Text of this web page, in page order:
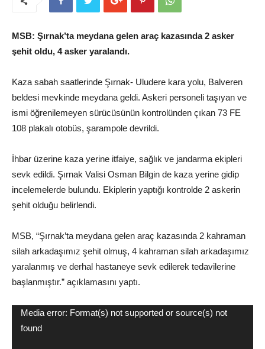
MSB: Şırnak’ta meydana gelen araç kazasında 2 asker
şehit oldu, 4 asker yaralandı.
Kaza sabah saatlerinde Şırnak- Uludere kara yolu, Balveren
beldesi mevkinde meydana geldi. Askeri personeli taşıyan ve
ismi öğrenilemeyen sürücüsünün kontrolünden çıkan 73 FE
108 plakalı otobüs, şarampole devrildi.
İhbar üzerine kaza yerine itfaiye, sağlık ve jandarma ekipleri
sevk edildi. Şırnak Valisi Osman Bilgin de kaza yerine gidip
incelemelerde bulundu. Ekiplerin yaptığı kontrolde 2 askerin
şehit olduğu belirlendi.
MSB, “Şırnak’ta meydana gelen araç kazasında 2 kahraman
silah arkadaşımız şehit olmuş, 4 kahraman silah arkadaşımız
yaralanmış ve derhal hastaneye sevk edilerek tedavilerine
başlanmıştır.” açıklamasını yaptı.
Video
oynatıcı
Media error: Format(s) not supported or source(s) not
found